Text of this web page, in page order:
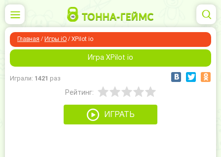
Главная / Игры iO / XPilot io
Игра XPilot io
Играли: 1421 раз
Рейтинг:
ИГРАТЬ